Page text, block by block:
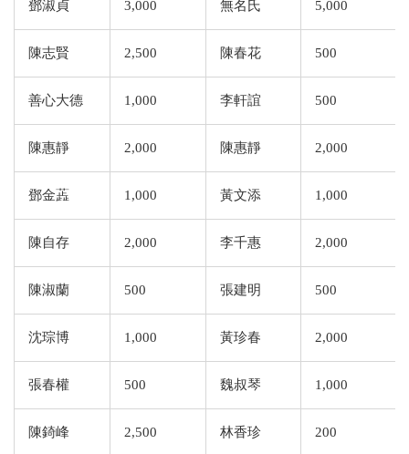
鄧淑貞 3,000 無名氏 5,000
陳志賢 2,500 陳春花 500
善心大德 1,000 李軒誼 500
陳惠靜 2,000 陳惠靜 2,000
鄧金蕋 1,000 黃文添 1,000
陳自存 2,000 李千惠 2,000
陳淑蘭 500 張建明 500
沈琮博 1,000 黃珍春 2,000
張春權 500 魏叔琴 1,000
陳錡峰 2,500 林香珍 200